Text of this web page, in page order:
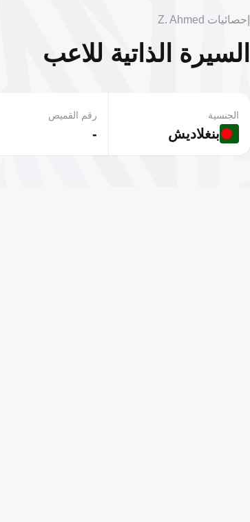
إحصائيات Z. Ahmed
السيرة الذاتية للاعب
بنغلاديش
الجنسية
-
رقم القميص